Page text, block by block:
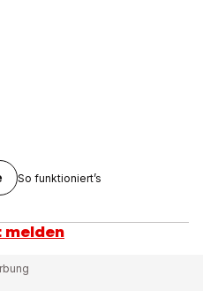
So funktioniert’s
melden